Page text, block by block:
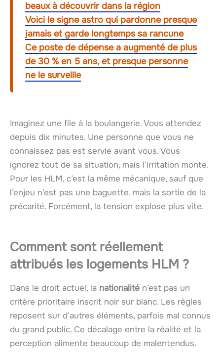
beaux à découvrir dans la région
Voici le signe astro qui pardonne presque
jamais et garde longtemps sa rancune
Ce poste de dépense a augmenté de plus
de 30 % en 5 ans, et presque personne
ne le surveille
Imaginez une file à la boulangerie. Vous attendez
depuis dix minutes. Une personne que vous ne
connaissez pas est servie avant vous. Vous
ignorez tout de sa situation, mais l’irritation monte.
Pour les HLM, c’est la même mécanique, sauf que
l’enjeu n’est pas une baguette, mais la sortie de la
précarité. Forcément, la tension explose plus vite.
Comment sont réellement
attribués les logements HLM ?
Dans le droit actuel, la nationalité n’est pas un
critère prioritaire inscrit noir sur blanc. Les règles
reposent sur d’autres éléments, parfois mal connus
du grand public. Ce décalage entre la réalité et la
perception alimente beaucoup de malentendus.